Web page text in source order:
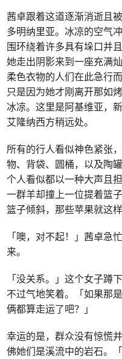
茜卓跟着这道逐渐消逝且
多明纳里亚。冰凉的空气
围环绕着许多具有垛口并
她走出阴影来到一座充满
柔色衣物的人们在此急行
只是因为她才刚离开那如
冰凉。这里是阿基维亚，
艾隆纳西方稍远处。
所有的行人看似神色紧张
物、背袋、圆桶，以及陶
个人看似都以一种大声且
一群羊却撞上一位提着篮
篮子倾斜，那些苹果就这
「噢，对不起！」茜卓急
来。
「没关系。」这个女子蹲
不过气地笑着。「如果那
俩都算走运了吧？」
幸运的是，群众没有惊慌
佛她们是溪流中的岩石。